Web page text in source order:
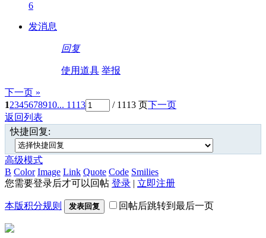
6
发消息
回复
使用道具 举报
下一页 »
12345678910... 1113 / 1113 页下一页
返回列表
快捷回复:
高级模式
B Color Image Link Quote Code Smilies
您需要登录后才可以回帖 登录 | 立即注册
本版积分规则 发表回复 回帖后跳转到最后一页